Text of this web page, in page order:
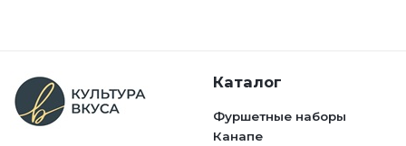
Каталог
Фуршетные наборы
Канапе